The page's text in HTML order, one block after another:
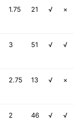
1.75 21 √ ×
3 51 √ √
2.75 13 √ ×
2 46 √ √